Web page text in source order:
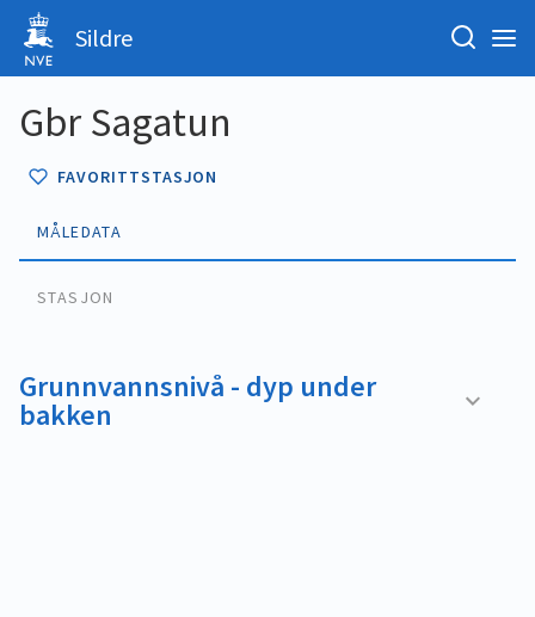
Sildre
Gbr Sagatun
FAVORITTSTASJON
MÅLEDATA
STASJON
Grunnvannsnivå - dyp under
bakken